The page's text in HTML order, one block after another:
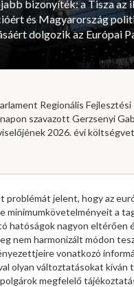
bizonyíték: a Tisza az
és Magyarország
dolgozik az Európai
Regionális
szavazott Gerzsenyi
2026. évi
problémát jelent, hogy az
minimumkövetelményeit a
hatóságok nagyon eltérően
nem harmonizált módon
vonatkozó
olyan változtatásokat kíván
megfelelő